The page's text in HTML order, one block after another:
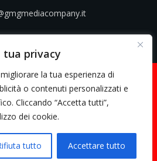
tua privacy
la tua esperienza di
o contenuti personalizzati e
Cliccando “Accetta tutti”,
dei cookie.
tutto Accettare tutto
Di Mossutti Gianluca | Sede legale: Corso
| REA: AV - 313130 | Domicilio